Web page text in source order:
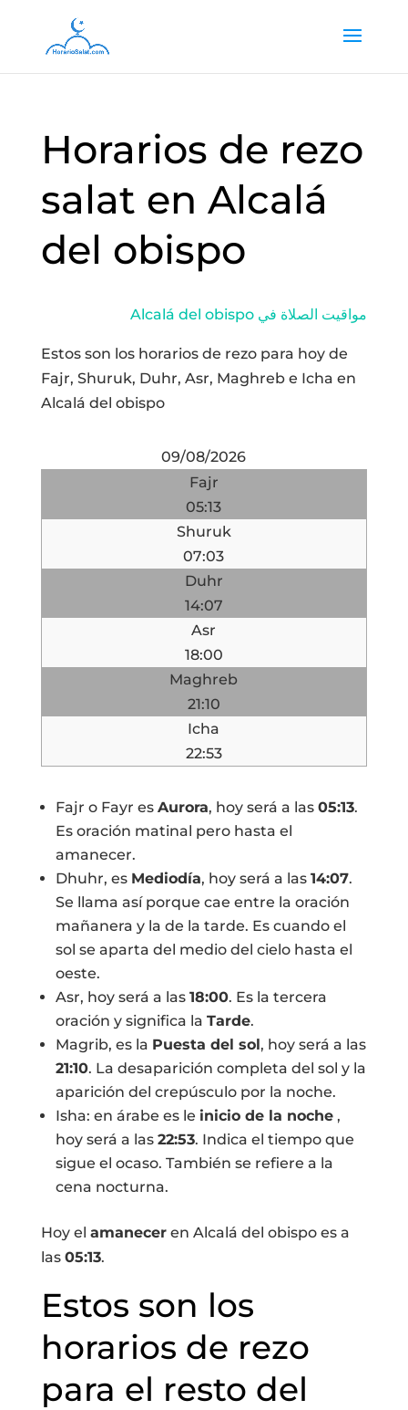
Horarios de rezo
salat en Alcalá
del obispo
Alcalá del obispo مواقيت الصلاة في
Estos son los horarios de rezo para hoy de
Fajr, Shuruk, Duhr, Asr, Maghreb e Icha en
Alcalá del obispo
09/08/2026
Fajr
05:13
Shuruk
07:03
Duhr
14:07
Asr
18:00
Maghreb
21:10
Icha
22:53
Fajr o Fayr es Aurora, hoy será a las 05:13.
Es oración matinal pero hasta el
amanecer.
Dhuhr, es Mediodía, hoy será a las 14:07.
Se llama así porque cae entre la oración
mañanera y la de la tarde. Es cuando el
sol se aparta del medio del cielo hasta el
oeste.
Asr, hoy será a las 18:00. Es la tercera
oración y significa la Tarde.
Magrib, es la Puesta del sol, hoy será a las
21:10. La desaparición completa del sol y la
aparición del crepúsculo por la noche.
Isha: en árabe es le inicio de la noche,
hoy será a las 22:53. Indica el tiempo que
sigue el ocaso. También se refiere a la
cena nocturna.
Hoy el amaneceren Alcalá del obispo es a
las 05:13.
Estos son los
horarios de rezo
para el resto del